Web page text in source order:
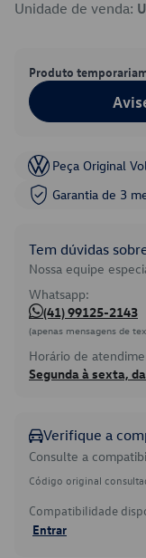
Unidade de venda:
Produto
Peça Original
Garantia de 3
Tem dúvidas
Nossa equipe
Whatsapp:
(41) 99125-2143
(apenas mensagens de
Horário de
Segunda à sexta,
Verifique a
Consulte a
Código original
Compatibilidade
Entrar